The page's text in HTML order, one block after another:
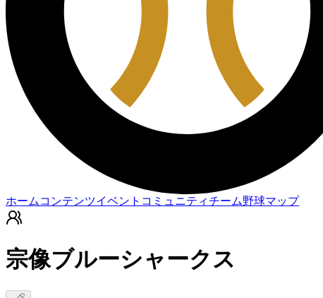
ホーム コンテンツイベント コミュニティチーム野球マップ
宗像ブルーシャークス